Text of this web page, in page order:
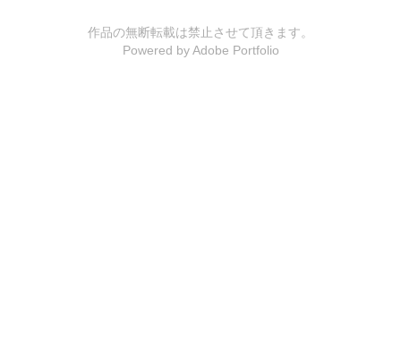
作品の無断転載は禁止させて頂きます。
Powered byAdobe Portfolio